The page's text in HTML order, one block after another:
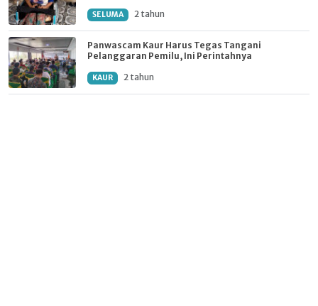
SELUMA 2 tahun
Panwascam Kaur Harus Tegas Tangani
Pelanggaran Pemilu, Ini Perintahnya
KAUR 2 tahun